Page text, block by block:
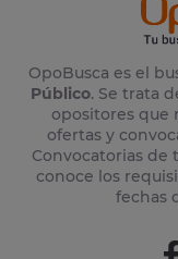
OpoBusca es el
Público. Se trata
opositores que
ofertas y
Convocatorias de
conoce los
fechas